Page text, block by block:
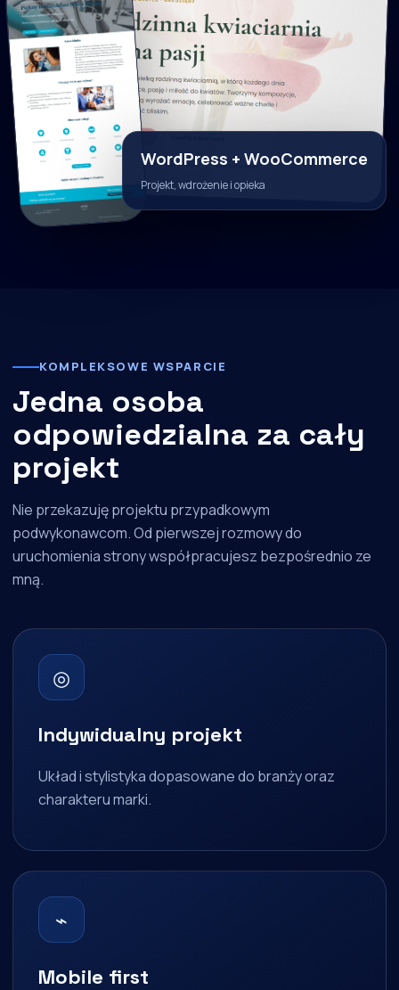
WordPress + WooCommerce
Projekt, wdrożenie i opieka
KOMPLEKSOWE WSPARCIE
Jedna osoba
odpowiedzialna za cały
projekt
Nie przekazuję projektu przypadkowym
podwykonawcom. Od pierwszej rozmowy do
uruchomienia strony współpracujesz bezpośrednio ze
mną.
◎
Indywidualny projekt
Układ i stylistyka dopasowane do branży oraz
charakteru marki.
⌁
Mobile first